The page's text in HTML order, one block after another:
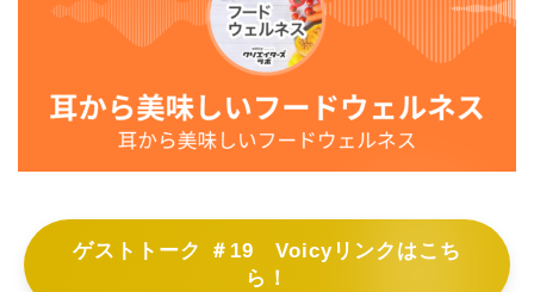
ゲストトーク ＃19 Voicyリンクはこち
ら！